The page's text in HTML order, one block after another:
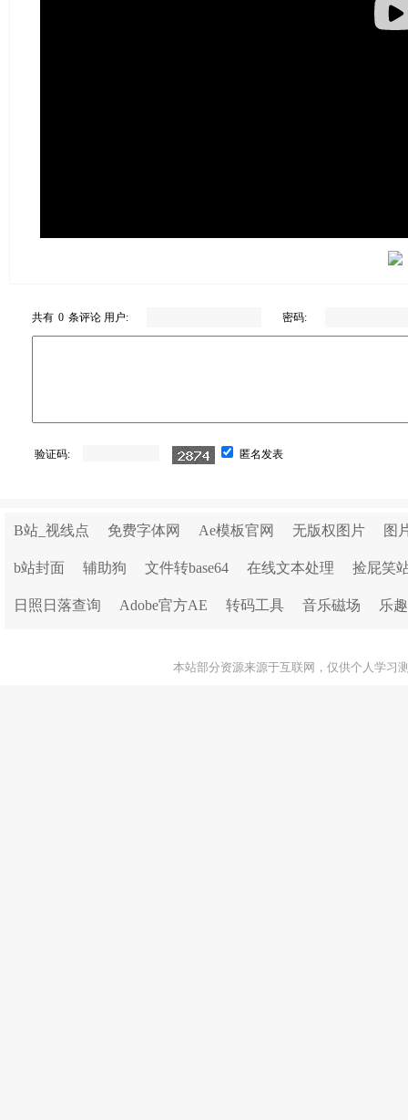
共有 0 条评论 用户: 密码:
验证码: 匿名发表
B站_视线点 免费字体网 Ae模板官网 无版权图片 图
b站封面 辅助狗 文件转base64 在线文本处理 捡屁笑
日照日落查询 Adobe官方AE 转码工具 音乐磁场 乐
本站部分资源来源于互联网，仅供个人学习